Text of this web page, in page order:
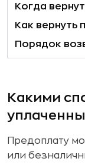
Когда
Как вернуть
Порядок
Какими
Предоплату
или